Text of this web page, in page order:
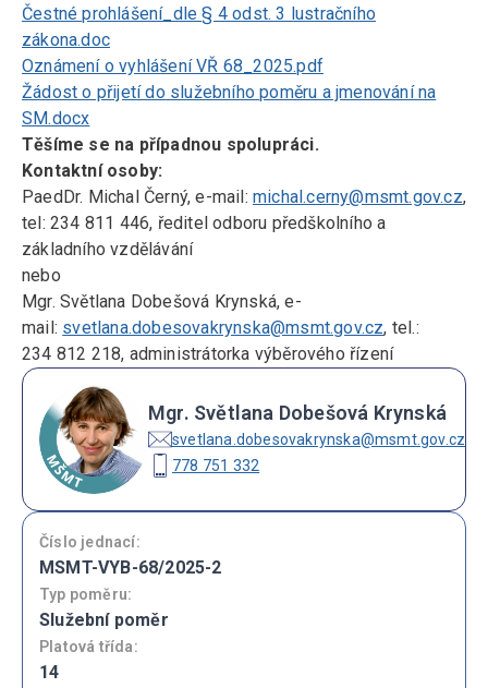
Čestné prohlášení_dle § 4 odst. 3 lustračního
zákona.doc
Oznámení o vyhlášení VŘ 68_2025.pdf
Žádost o přijetí do služebního poměru a jmenování na
SM.docx
Těšíme se na případnou spolupráci.
Kontaktní osoby:
PaedDr. Michal Černý, e-mail: michal.cerny@msmt.gov.cz,
tel: 234 811 446, ředitel odboru předškolního a
základního vzdělávání
nebo
Mgr. Světlana Dobešová Krynská, e-
mail: svetlana.dobesovakrynska@msmt.gov.cz, tel.:
234 812 218, administrátorka výběrového řízení
Mgr. Světlana Dobešová Krynská
svetlana.dobesovakrynska@msmt.gov.cz
778 751 332
Číslo jednací:
MSMT-VYB-68/2025-2
Typ poměru:
Služební poměr
Platová třída:
14